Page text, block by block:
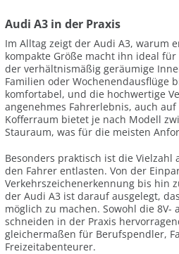
Audi A3 in der Praxis
Im Alltag zeigt der Audi A3, warum
kompakte Größe macht ihn ideal
der verhältnismäßig geräumige
Familien oder Wochenendausflüge
komfortabel, und die hochwertige
angenehmes Fahrerlebnis, auch
Kofferraum bietet je nach Modell
Stauraum, was für die meisten
Besonders praktisch ist die Vielzahl
den Fahrer entlasten. Von der
Verkehrszeichenerkennung bis hin
der Audi A3 ist darauf ausgelegt,
möglich zu machen. Sowohl die 8V-
schneiden in der Praxis
gleichermaßen für Berufspendler,
Freizeitabenteurer.